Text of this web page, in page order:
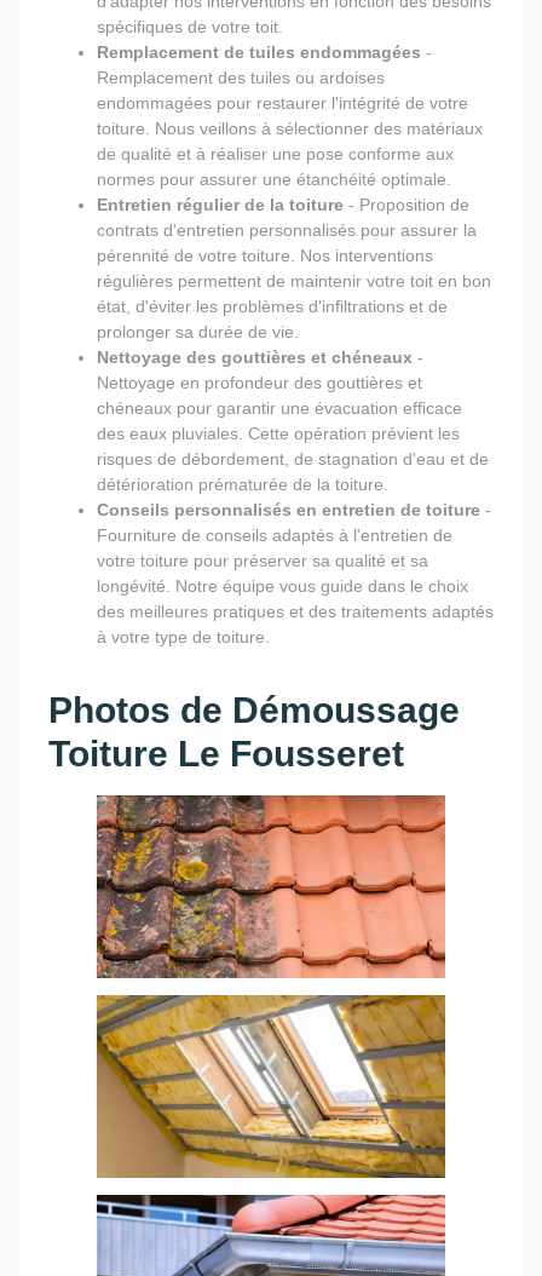
spécifiques de votre toit.
Remplacement de tuiles endommagées -
Remplacement des tuiles ou ardoises
endommagées pour restaurer l'intégrité de votre
toiture. Nous veillons à sélectionner des matériaux
de qualité et à réaliser une pose conforme aux
normes pour assurer une étanchéité optimale.
Entretien régulier de la toiture - Proposition de
contrats d'entretien personnalisés pour assurer la
pérennité de votre toiture. Nos interventions
régulières permettent de maintenir votre toit en bon
état, d'éviter les problèmes d'infiltrations et de
prolonger sa durée de vie.
Nettoyage des gouttières et chéneaux -
Nettoyage en profondeur des gouttières et
chéneaux pour garantir une évacuation efficace
des eaux pluviales. Cette opération prévient les
risques de débordement, de stagnation d'eau et de
détérioration prématurée de la toiture.
Conseils personnalisés en entretien de toiture -
Fourniture de conseils adaptés à l'entretien de
votre toiture pour préserver sa qualité et sa
longévité. Notre équipe vous guide dans le choix
des meilleures pratiques et des traitements adaptés
à votre type de toiture.
Photos de Démoussage
Toiture Le Fousseret